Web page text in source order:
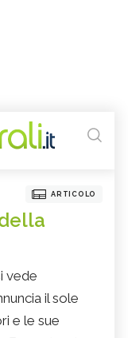
ARTICOLO
vede
il sole
e le sue